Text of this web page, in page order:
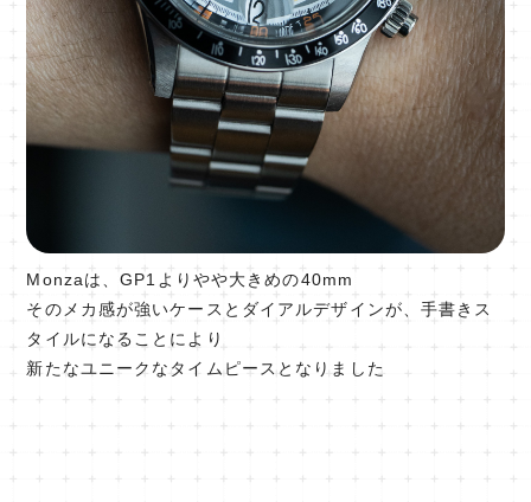
Monzaは、GP1よりやや大きめの40mm
そのメカ感が強いケースとダイアルデザインが、手書きス
タイルになることにより
新たなユニークなタイムピースとなりました